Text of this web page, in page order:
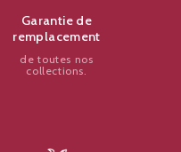
Garantie de
remplacement
de toutes nos
collections.